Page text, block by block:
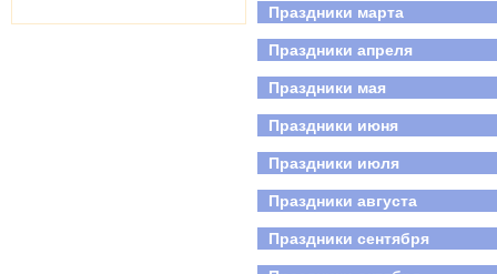
Праздники марта
Праздники апреля
Праздники мая
Праздники июня
Праздники июля
Праздники августа
Праздники сентября